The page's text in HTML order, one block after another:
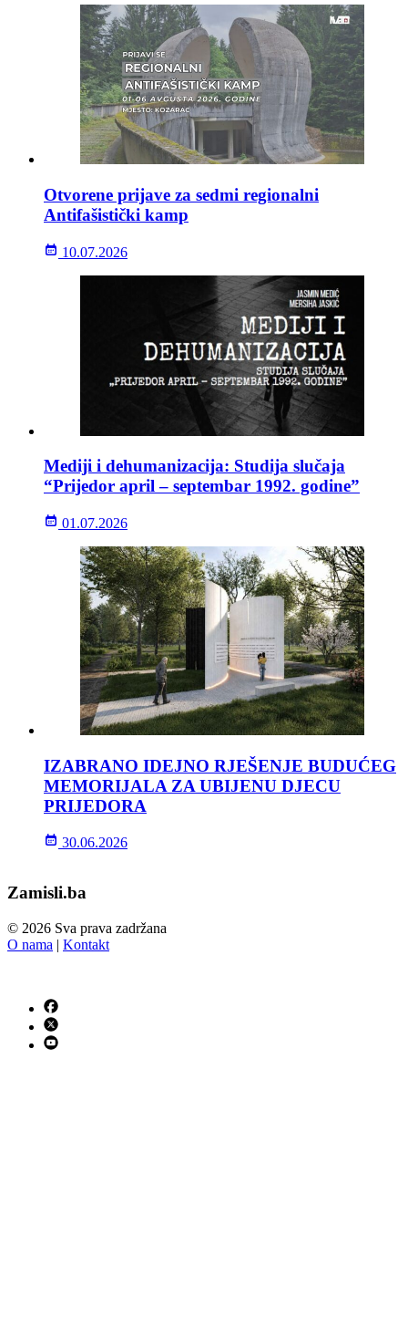
Otvorene prijave za sedmi regionalni
Antifašistički kamp
10.07.2026
Mediji i dehumanizacija: Studija slučaja
“Prijedor april – septembar 1992. godine”
01.07.2026
IZABRANO IDEJNO RJEŠENJE BUDUĆEG
MEMORIJALA ZA UBIJENU DJECU
PRIJEDORA
30.06.2026
Zamisli.ba
© 2026 Sva prava zadržana
O nama | Kontakt